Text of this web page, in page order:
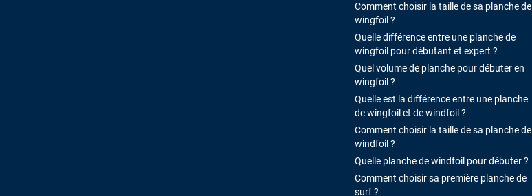
Comment choisir la taille de sa planche de
wingfoil ?
Quelle différence entre une planche de
wingfoil pour débutant et expert ?
Quel volume de planche pour débuter en
wingfoil ?
Quelle est la différence entre une planche
de wingfoil et de windfoil ?
Comment choisir la taille de sa planche de
windfoil ?
Quelle planche de windfoil pour débuter ?
Comment choisir sa première planche de
surf ?